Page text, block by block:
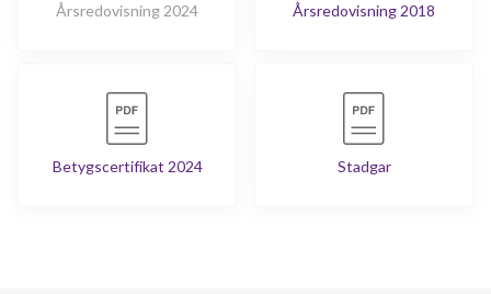
Årsredovisning 2024 Årsredovisning 2018
Betygscertifikat 2024 Stadgar